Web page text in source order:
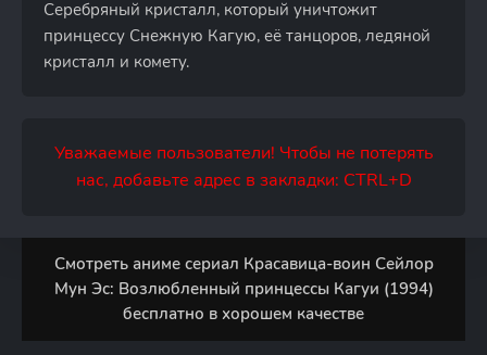
Серебряный кристалл, который уничтожит
принцессу Снежную Кагую, её танцоров, ледяной
кристалл и комету.
Уважаемые пользователи! Чтобы не потерять
нас, добавьте адрес в закладки: CTRL+D
Смотреть аниме сериал Красавица-воин Сейлор
Мун Эс: Возлюбленный принцессы Кагуи (1994)
бесплатно в хорошем качестве